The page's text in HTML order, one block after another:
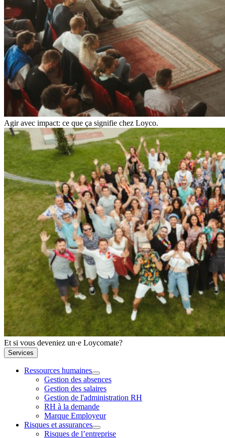
Agir avec impact: ce que ça signifie chez Loyco.
Et si vous deveniez un·e Loycomate?
Services
Ressources humaines
Gestion des absences
Gestion des salaires
Gestion de l'administration RH
RH à la demande
Marque Employeur
Risques et assurances
Risques de l’entreprise